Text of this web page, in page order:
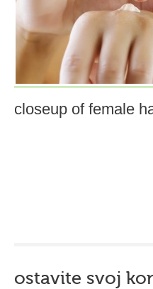
closeup of female
ostavite svoj